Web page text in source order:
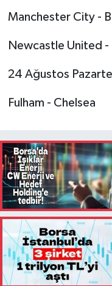
Manchester City -
Newcastle United -
24 Ağustos
Fulham - Chelsea